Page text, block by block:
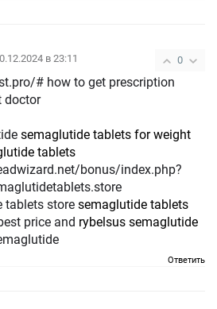
0
в 23:11
# how to get prescription
doctor
semaglutide tablets for weight
tablets
bonus/index.php?
tablets store semaglutide tablets
price and rybelsus semaglutide
Ответить